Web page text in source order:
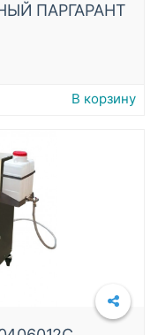
ПАРГАРАНТ
В корзину